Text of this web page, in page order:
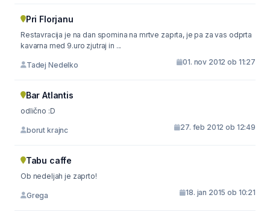
Pri Florjanu
Restavracija je na dan spomina na mrtve zaprta, je pa za vas odprta
kavarna med 9.uro zjutraj in ...
Tadej Nedelko 01. nov 2012 ob 11:27
Bar Atlantis
odlično :D
borut krajnc 27. feb 2012 ob 12:49
Tabu caffe
Ob nedeljah je zaprto!
Grega 18. jan 2015 ob 10:21